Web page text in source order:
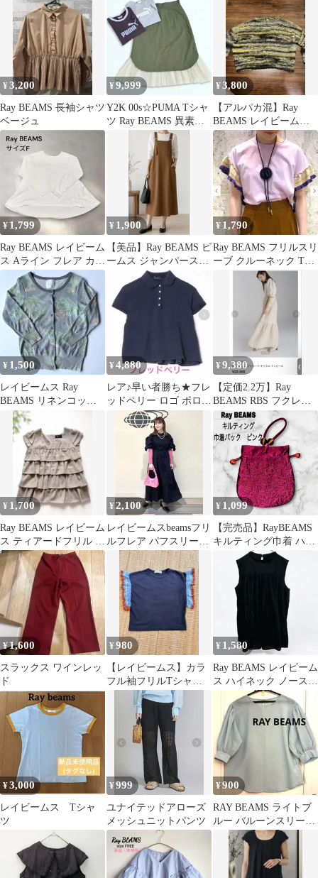
サンダル
ト 白
¥3,200
Ray BEAMS 長袖シャツ
ベージュ
¥9,999
Y2K 00s☆PUMA Tシャ
ツ Ray BEAMS 異素材
ワークスカート
¥3,800
【アルパカ混】Ray
BEAMS レイビームス
ミックスカラーニット
40L相当
¥ 1,799
Ray BEAMS レイビーム
ス Aライン フレア カッ
トソー ロンT 白 綿
¥ 1,900
⁠【美品】Ray BEAMS ビ
ームス ジャンパースカ
¥ 1,790
Ray BEAMS フリルスリ
ーブ クルーネック Tシ
¥ 1,500
レイビームス Ray
BEAMS リネンコット
ン 総柄ニットカーディ
ガン グレー
¥ 4,880
レア♪早い者勝ち★フレ
ッドペリー ロゴ ポロシ
ャツ ネイビー バックプ
リーツ
¥9,380
【定価2.2万】Ray
BEAMS RBS フクレジ
ャカードキリカエワン
ピース
¥ 1,700
Ray BEAMS レイビーム
ス ティアードフリル 半
袖
¥2,100
レイビームスbeamsフリ
ルフレア パフスリーブ
ブラックワンピース
¥ 1,099
【完売品】RayBEAMS
キルティング巾着 ハン
ドバッグ レオパード
柄 ピンク
¥1,600
スラックス ワインレッ
ド
¥980
【レイビームス】カラ
フル袖フリルTシャ
ツ ブラック
¥ 1,580
Ray BEAMS レイビーム
ス ハイネック ノースリ
ーブ ブラウス 黒
¥3,000
レイビームス Tシャ
ツ
¥999
ユナイテッドアローズ
メッシュニットパンツ
¥900
RAY BEAMS ライトブ
ルー バルーンスリーブ
ブラウス